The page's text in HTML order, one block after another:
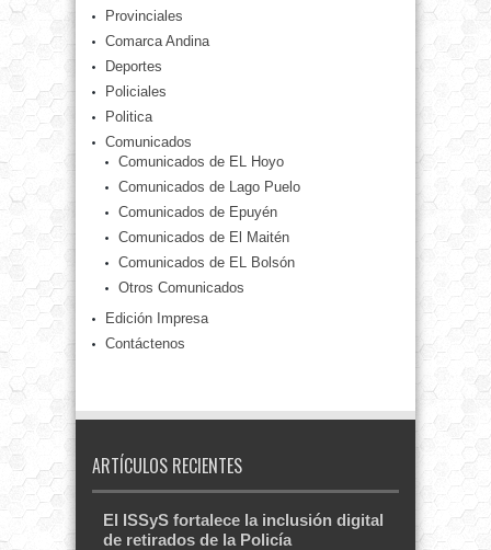
Provinciales
Comarca Andina
Deportes
Policiales
Politica
Comunicados
Comunicados de EL Hoyo
Comunicados de Lago Puelo
Comunicados de Epuyén
Comunicados de El Maitén
Comunicados de EL Bolsón
Otros Comunicados
Edición Impresa
Contáctenos
ARTÍCULOS RECIENTES
El ISSyS fortalece la inclusión digital
de retirados de la Policía